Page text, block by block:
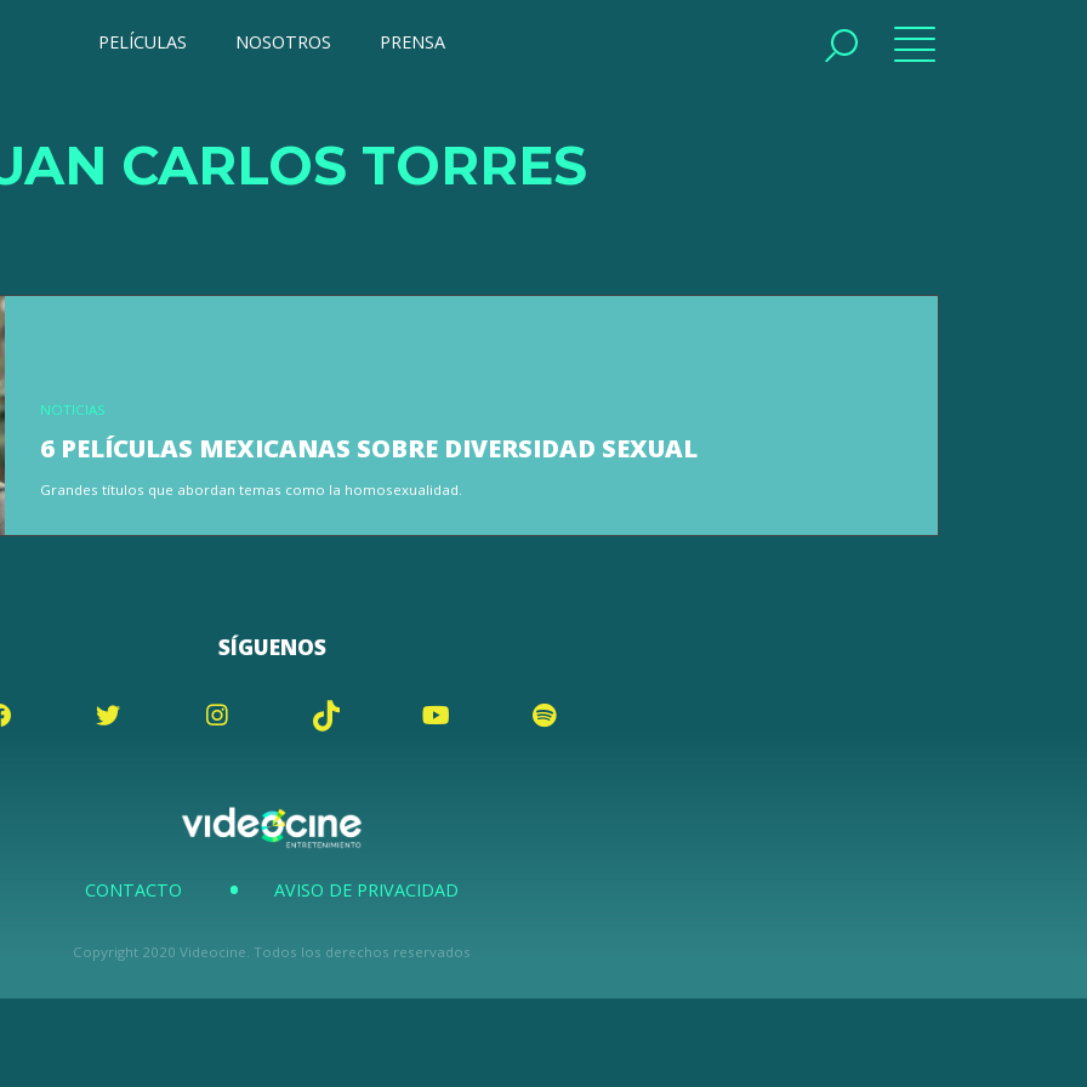
PELÍCULAS NOSOTROS PRENSA
CARLOS TORRES
NOTICIAS
6 PELÍCULAS MEXICANAS SOBRE DIVERSIDAD SEXUAL
Grandes títulos que abordan temas como la homosexualidad.
SÍGUENOS
CONTACTO AVISO DE PRIVACIDAD
Copyright 2020 Videocine. Todos los derechos reservados